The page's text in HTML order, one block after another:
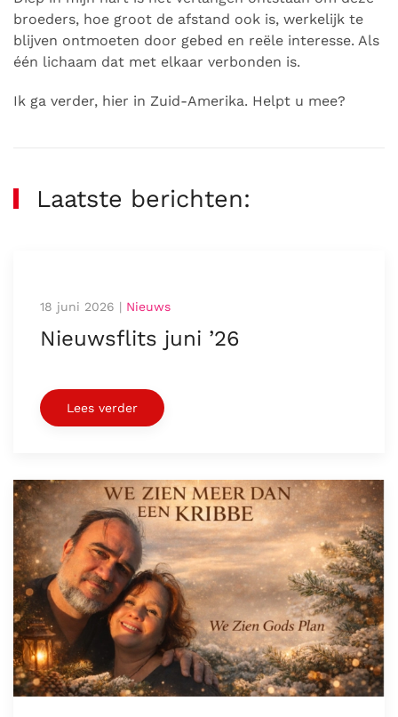
broeders, hoe groot de afstand ook is, werkelijk te
blijven ontmoeten door gebed en reële interesse. Als
één lichaam dat met elkaar verbonden is.
Ik ga verder, hier in Zuid-Amerika. Helpt u mee?
Laatste berichten:
18 juni 2026 | Nieuws
Nieuwsflits juni ’26
Lees verder